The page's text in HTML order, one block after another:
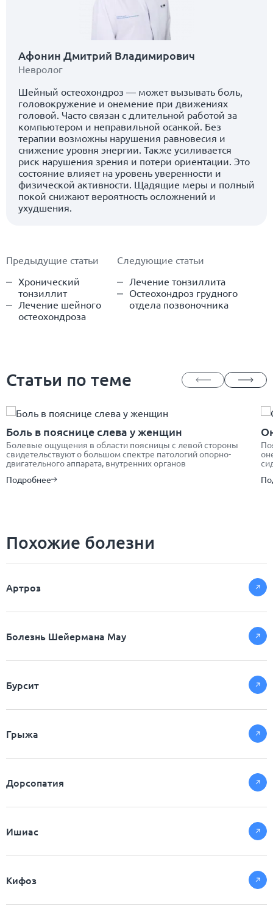
Афонин Дмитрий Владимирович
Невролог
Шейный остеохондроз — может вызывать боль,
головокружение и онемение при движениях
головой. Часто связан с длительной работой за
компьютером и неправильной осанкой. Без
терапии возможны нарушения равновесия и
снижение уровня энергии. Также усиливается
риск нарушения зрения и потери ориентации. Это
состояние влияет на уровень уверенности и
физической активности. Щадящие меры и полный
покой снижают вероятность осложнений и
ухудшения.
Предыдущие статьи
Хронический
тонзиллит
Лечение шейного
остеохондроза
Следующие статьи
Лечение тонзиллита
Остеохондроз грудного
отдела позвоночника
Статьи по теме
Боль в пояснице слева у женщин
Болевые ощущения в области поясницы с левой стороны
свидетельствуют о большом спектре патологий опорно-
двигательного аппарата, внутренних органов
Подробнее
Похожие болезни
Артроз
Болезнь Шейермана Мау
Бурсит
Грыжа
Дорсопатия
Ишиас
Кифоз